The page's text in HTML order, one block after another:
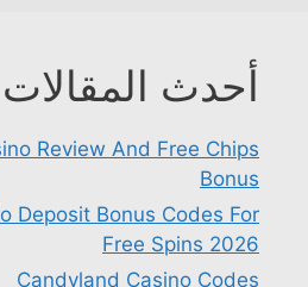
أحدث المقالات
Review And Free Chips
Bonus
Deposit Bonus Codes For
Free Spins 2026
Candyland Casino Codes